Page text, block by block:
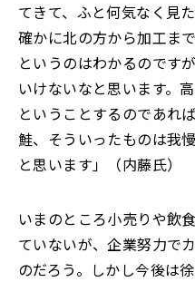
てきて、ふと何気なく見
確かに北の方から加工ま
というのはわかるのです
いけないなと思います。
ということするのであれ
鮭、そういったものは我
と思います」（内藤氏）
いまのところ小売りや飲
ていないが、企業努力で
のだろう。しかし今後は